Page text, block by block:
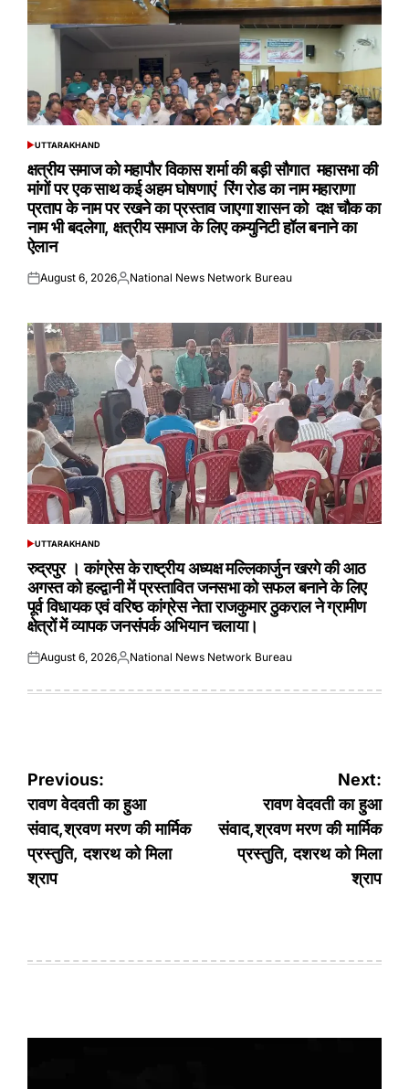
POSTED
UTTARAKHAND
क्षत्रीय समाज को महापौर विकास शर्मा की बड़ी सौगात महासभा की
मांगों पर एक साथ कई अहम घोषणाएं रिंग रोड का नाम महाराणा
प्रताप के नाम पर रखने का प्रस्ताव जाएगा शासन को दक्ष चौक का
नाम भी बदलेगा, क्षत्रीय समाज के लिए कम्युनिटी हॉल बनाने का
ऐलान
Posted
August 6, 2026Posted
National News Network Bureau
POSTED
UTTARAKHAND
रुद्रपुर । कांग्रेस के राष्ट्रीय अध्यक्ष मल्लिकार्जुन खरगे की आठ
अगस्त को हल्द्वानी में प्रस्तावित जनसभा को सफल बनाने के लिए
पूर्व विधायक एवं वरिष्ठ कांग्रेस नेता राजकुमार ठुकराल ने ग्रामीण
क्षेत्रों में व्यापक जनसंपर्क अभियान चलाया।
Posted
August 6, 2026Posted
National News Network Bureau
Post
navigation
Previous:
रावण वेदवती का हुआ
संवाद,श्रवण मरण की मार्मिक
प्रस्तुति, दशरथ को मिला
श्राप
Next:
रावण वेदवती का हुआ
संवाद,श्रवण मरण की मार्मिक
प्रस्तुति, दशरथ को मिला
श्राप